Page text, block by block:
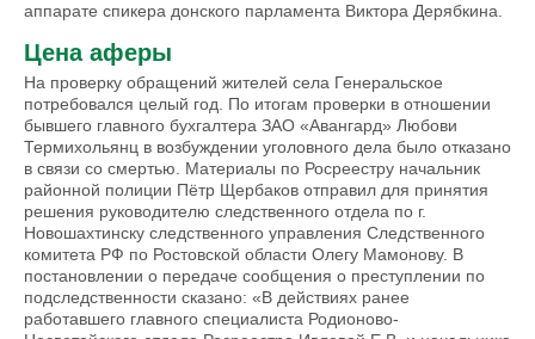
аппарате спикера донского парламента Виктора Дерябкина.
Цена аферы
На проверку обращений жителей села Генеральское
потребовался целый год. По итогам проверки в отношении
бывшего главного бухгалтера ЗАО «Авангард» Любови
Термихольянц в возбуждении уголовного дела было отказано
в связи со смертью. Материалы по Росреестру начальник
районной полиции Пётр Щербаков отправил для принятия
решения руководителю следственного отдела по г.
Новошахтинску следственного управления Следственного
комитета РФ по Ростовской области Олегу Мамонову. В
постановлении о передаче сообщения о преступлении по
подследственности сказано: «В действиях ранее
работавшего главного специалиста Родионово-